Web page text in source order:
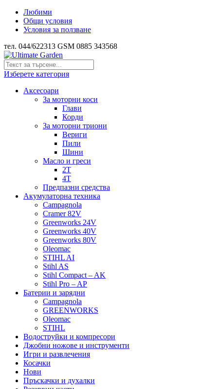
Любими
Общи условия
Условия за ползване
тел. 044/622313 GSM 0885 343568
Изберете категория
Аксесоари
За моторни коси
Глави
Корди
За моторни триони
Вериги
Пили
Шини
Масло и греси
2Т
4Т
Предпазни средства
Акумулаторна техника
Campagnola
Cramer 82V
Greenworks 24V
Greenworks 40V
Greenworks 80V
Oleomac
STIHL AI
Stihl AS
Stihl Compact – AK
Stihl Pro – AP
Батерии и зарядни
Campagnola
GREENWORKS
Oleomac
STIHL
Водоструйки и компресори
Джобни ножове и инструменти
Игри и развлечения
Косачки
Нови
Пръскачки и духалки